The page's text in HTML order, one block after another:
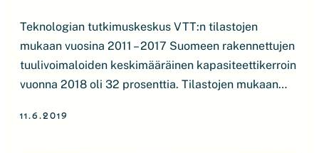
Teknologian tutkimuskeskus VTT:n tilastojen
mukaan vuosina 2011 – 2017 Suomeen rakennettujen
tuulivoimaloiden keskimääräinen kapasiteettikerroin
vuonna 2018 oli 32 prosenttia. Tilastojen mukaan
11.6.2019